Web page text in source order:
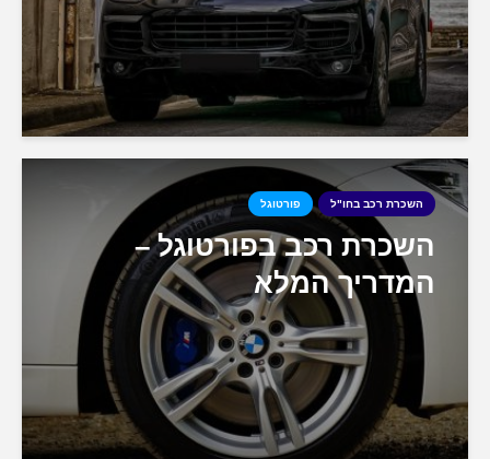
השכרת רכב בחו"ל פורטוגל
השכרת רכב בפורטוגל –
המדריך המלא